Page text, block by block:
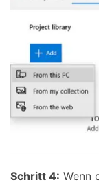
Schritt 4: Wenn